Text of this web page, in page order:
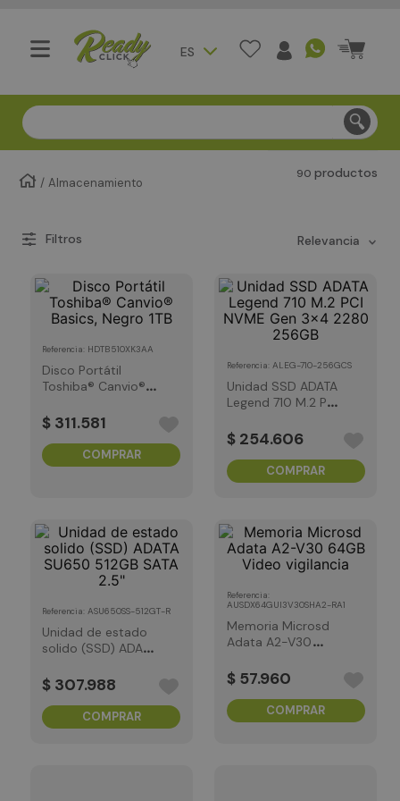
ES
Compra segura - Entregas en Bogotá en menos de 3
Almacenamiento
90productos
relevancia
Referencia HDTB510XK3AA
Disco Portátil
Toshiba® Canvio®
$ 311.581
COMPRAR
Referencia ALEG-710-256GCS
Unidad SSD ADATA
Legend 710 M.2 PCI
2280 256GB
$ 254.606
COMPRAR
Referencia :ASU650SS-512GT-R
Unidad de estado
solido (SSD) ADATA
2.5"
$ 307.988
COMPRAR
Referencia
AUSDX64GUI3V30SHA2-RA1
Memoria Microsd
Adata A2-V30
vigilancia
$ 57.960
COMPRAR